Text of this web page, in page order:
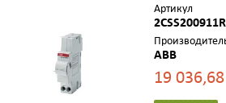
Артикул
ABB
19